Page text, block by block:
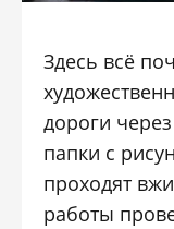
Здесь всё
дороги
папки с
проходят
работы